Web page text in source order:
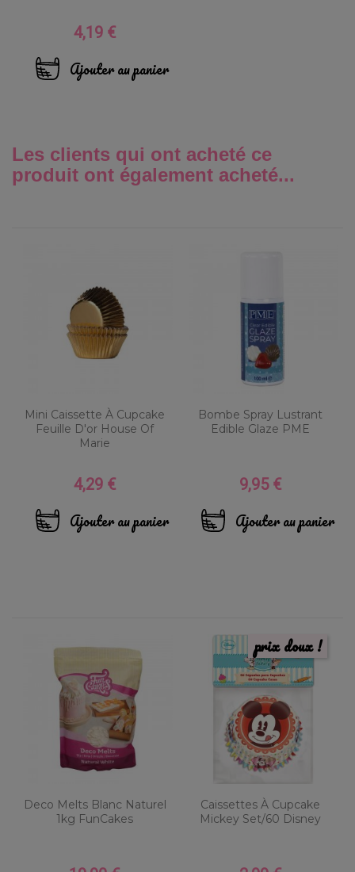
Prix
4,19 €
Ajouter au panier
Les clients qui ont acheté ce
produit ont également acheté...
Mini Caissette À Cupcake
Feuille D'or House Of
Marie
Prix
4,29 €
Ajouter au panier
Bombe Spray Lustrant
Edible Glaze PME
Prix
9,95 €
Ajouter au panier
Deco Melts Blanc Naturel
1kg FunCakes
Caissettes À Cupcake
Mickey Set/60 Disney
prix doux !